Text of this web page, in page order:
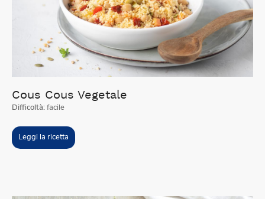
Cous Cous Vegetale
Difficoltà: facile
Leggi la ricetta